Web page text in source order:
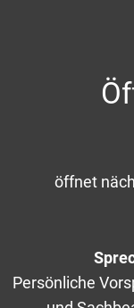
Klicken, um
öffnet
Persönliche